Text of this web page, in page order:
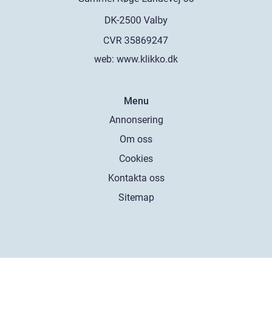
web: www.klikko.dk
Menu
Annonsering
Om oss
Cookies
Kontakta oss
Sitemap